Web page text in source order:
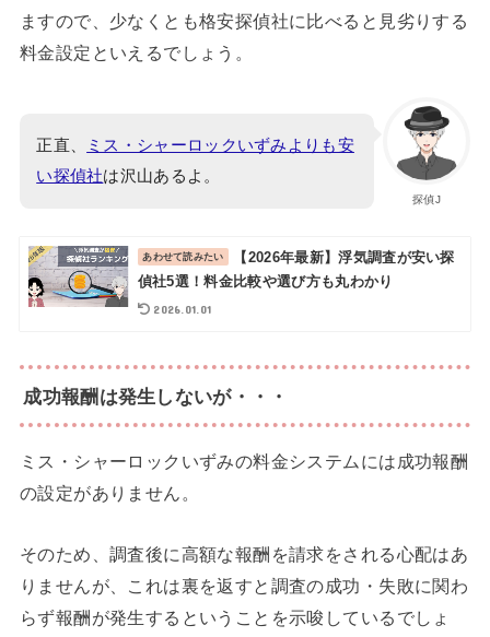
ますので、少なくとも格安探偵社に比べると見劣りする
料金設定といえるでしょう。
探偵J
正直、
ミス・シャーロックいずみよりも安
い探偵社は沢山あるよ。
【2026年最新】浮気調査が安い探
偵社5選！料金比較や選び方も丸わかり
2026.01.01
成功報酬は発生しないが・・・
ミス・シャーロックいずみの料金システムには成功報酬
の設定がありません。
そのため、調査後に高額な報酬を請求をされる心配はあ
りませんが、これは裏を返すと調査の成功・失敗に関わ
らず報酬が発生するということを示唆しているでしょ